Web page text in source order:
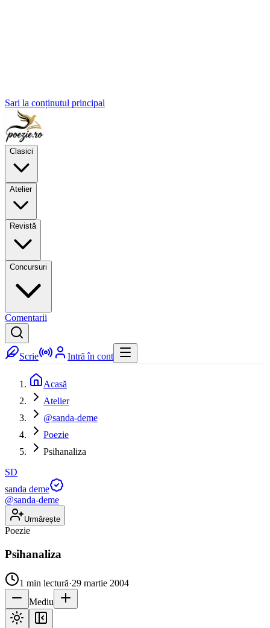
Sari la conținutul principal
Clasici
Atelier
Revistă
Concursuri
Comentarii
Scrie Intră în cont
Acasă
Atelier
@sanda-deme
Poezie
Psihanaliza
SD
sanda deme
@sanda-deme
Urmărește
Poezie
Psihanaliza
1 min lectură·29 martie 2004
Mediu